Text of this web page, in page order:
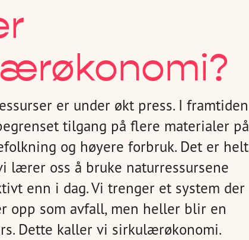
er under økt press. I framtiden
tilgang på flere materialer på
og høyere forbruk. Det er helt
lærer oss å bruke naturressursene
enn i dag. Vi trenger et system der
opp som avfall, men heller blir en
Dette kaller vi sirkulærøkonomi.